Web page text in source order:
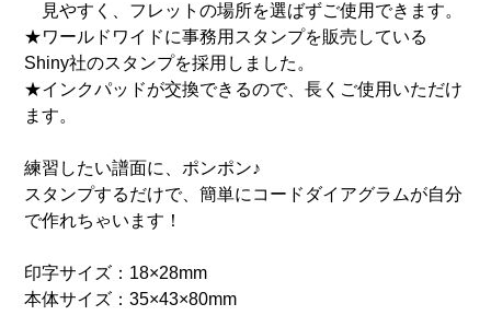
見やすく、フレットの場所を選ばずご使用できます。
★ワールドワイドに事務用スタンプを販売している
Shiny社のスタンプを採用しました。
★インクパッドが交換できるので、長くご使用いただけ
ます。
練習したい譜面に、ポンポン♪
スタンプするだけで、簡単にコードダイアグラムが自分
で作れちゃいます！
印字サイズ：18×28mm
本体サイズ：35×43×80mm